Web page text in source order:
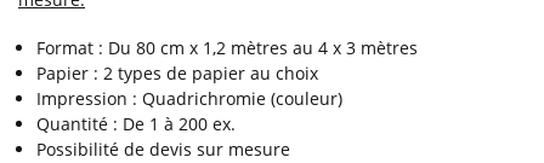
Format : Du 80 cm x 1,2 mètres au 4 x 3 mètres
Papier : 2 types de papier au choix
Impression : Quadrichromie (couleur)
Quantité : De 1 à 200 ex.
Possibilité de devis sur mesure